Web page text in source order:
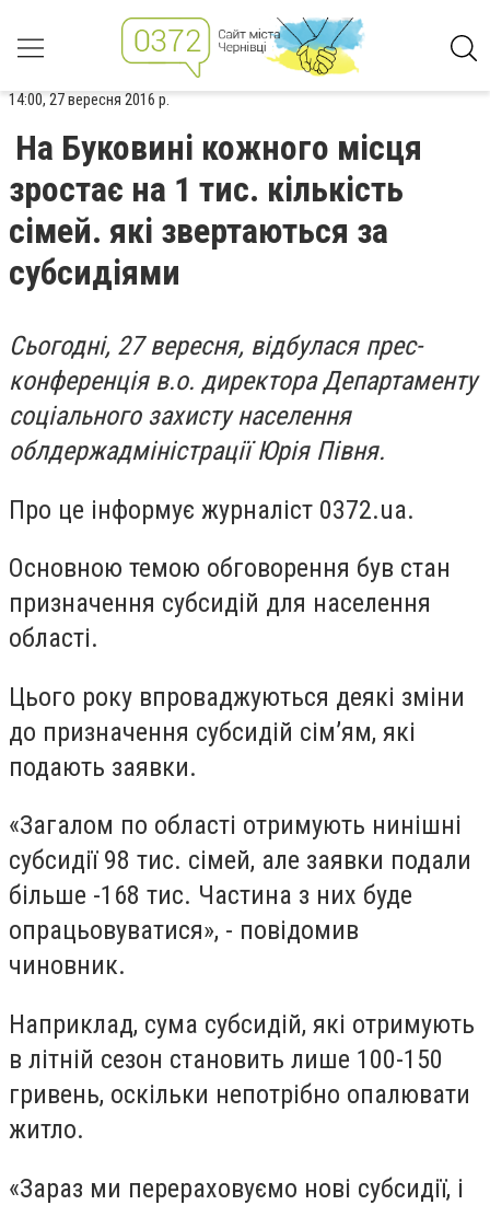
14:00, 27 вересня 2016 р.
На Буковині кожного місця
зростає на 1 тис. кількість
сімей. які звертаються за
субсидіями
Сьогодні, 27 вересня, відбулася прес-
конференція в.о. директора Департаменту
соціального захисту населення
облдержадміністрації Юрія Півня.
Про це інформує журналіст 0372.ua.
Основною темою обговорення був стан
призначення субсидій для населення
області.
Цього року впроваджуються деякі зміни
до призначення субсидій сім’ям, які
подають заявки.
«Загалом по області отримують нинішні
субсидії 98 тис. сімей, але заявки подали
більше -168 тис. Частина з них буде
опрацьовуватися», - повідомив
чиновник.
Наприклад, сума субсидій, які отримують
в літній сезон становить лише 100-150
гривень, оскільки непотрібно опалювати
житло.
«Зараз ми перераховуємо нові субсидії, і